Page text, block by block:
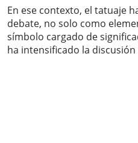
En ese contexto, el tatuaje
debate, no solo como
símbolo cargado de
ha intensificado la